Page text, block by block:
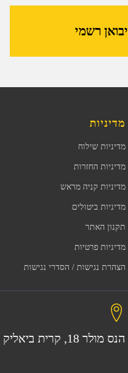
יבואן רשמי
מדיניות
מדיניות שילוח
מדיניות החזרות
מדיניות קניה מראש
מדיניות ביטולים
תקנון האתר
מדיניות פרטיות
הצהרת נגישות / הסדרי נגישות
הנס מולר 18, קרית ביאליק